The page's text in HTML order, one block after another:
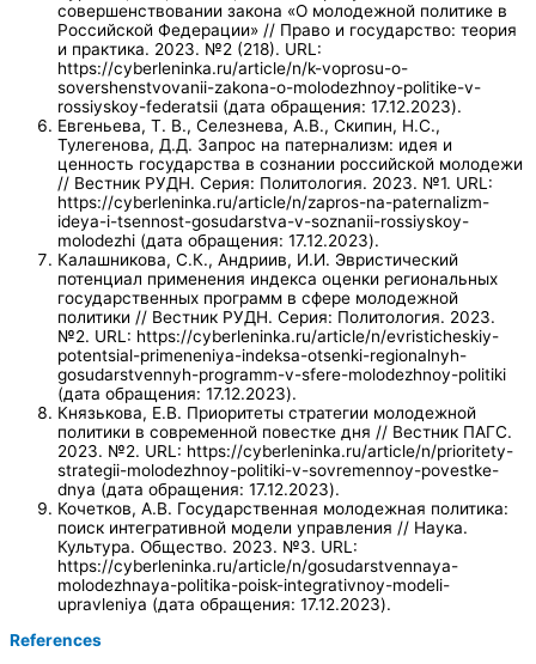
совершенствовании закона «О молодежной политике в
Российской Федерации» // Право и государство: теория
и практика. 2023. №2 (218). URL:
https://cyberleninka.ru/article/n/k-voprosu-o-
sovershenstvovanii-zakona-o-molodezhnoy-politike-v-
rossiyskoy-federatsii (дата обращения: 17.12.2023).
Евгеньева, Т. В., Селезнева, А.В., Скипин, Н.С.,
Тулегенова, Д.Д. Запрос на патернализм: идея и
ценность государства в сознании российской молодежи
// Вестник РУДН. Серия: Политология. 2023. №1. URL:
https://cyberleninka.ru/article/n/zapros-na-paternalizm-
ideya-i-tsennost-gosudarstva-v-soznanii-rossiyskoy-
molodezhi (дата обращения: 17.12.2023).
Калашникова, С.К., Андриив, И.И. Эвристический
потенциал применения индекса оценки региональных
государственных программ в сфере молодежной
политики // Вестник РУДН. Серия: Политология. 2023.
№2. URL: https://cyberleninka.ru/article/n/evristicheskiy-
potentsial-primeneniya-indeksa-otsenki-regionalnyh-
gosudarstvennyh-programm-v-sfere-molodezhnoy-politiki
(дата обращения: 17.12.2023).
Князькова, Е.В. Приоритеты стратегии молодежной
политики в современной повестке дня // Вестник ПАГС.
2023. №2. URL: https://cyberleninka.ru/article/n/prioritety-
strategii-molodezhnoy-politiki-v-sovremennoy-povestke-
dnya (дата обращения: 17.12.2023).
Кочетков, А.В. Государственная молодежная политика:
поиск интегративной модели управления // Наука.
Культура. Общество. 2023. №3. URL:
https://cyberleninka.ru/article/n/gosudarstvennaya-
molodezhnaya-politika-poisk-integrativnoy-modeli-
upravleniya (дата обращения: 17.12.2023).
References